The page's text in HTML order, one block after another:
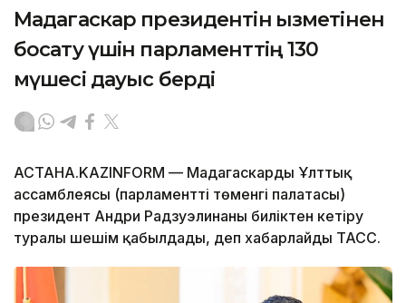
Мадагаскар президентін қызметінен
босату үшін парламенттің 130
мүшесі дауыс берді
АСТАНА.KAZINFORM — Мадагаскардың Ұлттық
ассамблеясы (парламенттің төменгі палатасы)
президент Андри Радзуэлинаны биліктен кетіру
туралы шешім қабылдады, деп хабарлайды ТАСС.